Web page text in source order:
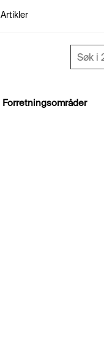
Artikler
Forretningsområder